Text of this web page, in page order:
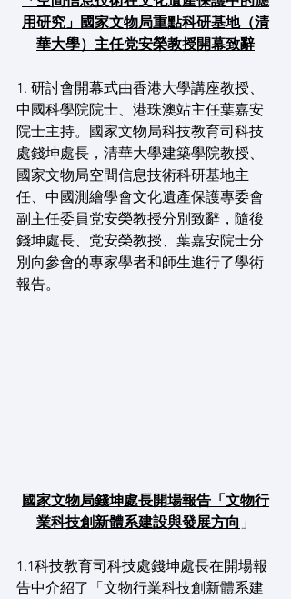
用研究」國家文物局重點科研基地（清
華大學）主任党安榮教授開幕致辭
1. 研討會開幕式由香港大學講座教授、
中國科學院院士、港珠澳站主任葉嘉安
院士主持。國家文物局科技教育司科技
處錢坤處長，清華大學建築學院教授、
國家文物局空間信息技術科研基地主
任、中國測繪學會文化遺產保護專委會
副主任委員党安榮教授分別致辭，隨後
錢坤處長、党安榮教授、葉嘉安院士分
別向參會的專家學者和師生進行了學術
報告。
國家文物局錢坤處長開場報告「文物行
業科技創新體系建設與發展方向 」
1.1科技教育司科技處錢坤處長在開場報
告中介紹了「文物行業科技創新體系建